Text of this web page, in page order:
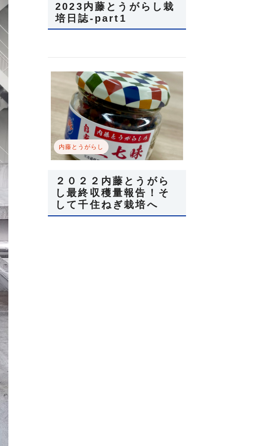
2023内藤とうがらし栽
培日誌-part1
内藤とうがらし
２０２２内藤とうがら
し最終収穫量報告！そ
して千住ねぎ栽培へ